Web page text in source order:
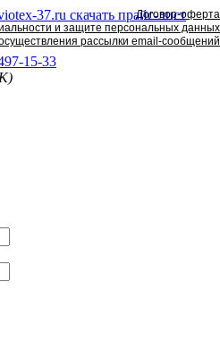
37.ru скачать прайс-лист
15-33
Договор-оферта
и защите персональных данных
рассылки email-сообщений